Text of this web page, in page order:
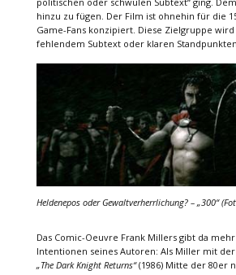
hinzu zu fügen. Der Film ist ohnehin für die
Game-Fans konzipiert. Diese Zielgruppe
fehlendem Subtext oder klaren
Heldenepos oder Gewaltverherrlichung? – „300“
Das Comic-Oeuvre Frank Millers gibt da
Intentionen seines Autoren: Als Miller mit
„The Dark Knight Returns“(1986) Mitte der 80er